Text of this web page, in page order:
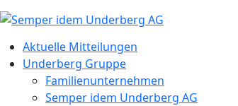
Aktuelle Mitteilungen
Underberg Gruppe
Familienunternehmen
Semper idem Underberg AG